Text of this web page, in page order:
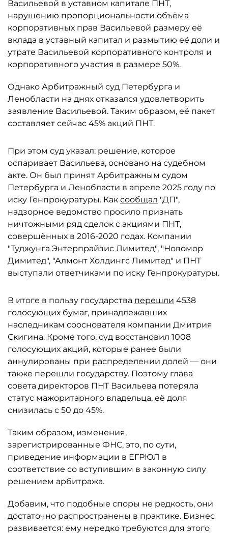
Васильевой в уставном капитале ПНТ,
нарушению пропорциональности объёма
корпоративных прав Васильевой размеру её
вклада в уставный капитал и размытию её доли и
утрате Васильевой корпоративного контроля и
корпоративного участия в размере 50%.
Однако Арбитражный суд Петербурга и
Ленобласти на днях отказался удовлетворить
заявление Васильевой. Таким образом, её пакет
составляет сейчас 45% акций ПНТ.
При этом суд указал: решение, которое
оспаривает Васильева, основано на судебном
акте. Он был принят Арбитражным судом
Петербурга и Ленобласти в апреле 2025 году по
иску Генпрокуратуры. Как сообщал "ДП",
надзорное ведомство просило признать
ничтожными ряд сделок с акциями ПНТ,
совершённых в 2016-2020 годах. Компании
"Туджунга Энтерпрайзис Лимитед", "Новомор
Димитед", "Алмонт Холдингс Лимитед" и ПНТ
выступали ответчиками по иску Генпрокуратуры.
В итоге в пользу государства перешли 4538
голосующих бумаг, принадлежавших
наследникам сооснователя компании Дмитрия
Скигина. Кроме того, суд восстановил 1008
голосующих акций, которые ранее были
аннулированы при распределении долей — они
также перешли государству. Поэтому глава
совета директоров ПНТ Васильева потеряла
статус мажоритарного владельца, её доля
снизилась с 50 до 45%.
Таким образом, изменения,
зарегистрированные ФНС, это, по сути,
приведение информации в ЕГРЮЛ в
соответствие со вступившим в законную силу
решением арбитража.
Добавим, что подобные споры не редкость, они
достаточно распространены в практике. Бизнес
развивается: ему нередко требуются для этого